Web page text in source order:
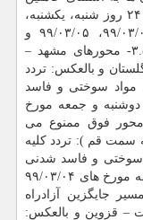
مواد سوختی و فاسد شدنی از ساعت ۸ الی ۲۴ روز شنبه، یکشنبه،
دوشنبه و جمعه مورخ های ۹۹/۰۳/۰۳، ۹۹/۰۳/۰۴، ۹۹/۰۳/۰۵ و
۹۹/۰۳/۰۹ در محور فوق ممنوع می باشد.۳.۵- محورهای مشهد –
و بالعکس: تردد
مواد سوختی و فاسد
یکشنبه، دوشنبه و جمعه مورخ
۰۴، ۹۹/۰۳/۰۵ و ۹۹/۰۳/۰۹ در محور فوق ممنوع می
به سمت قم ): تردد کلیه
سوختی و فاسد شدنی
از ساعت ۱۶ الی ۲۴ روزهای یکشنبه و دوشنبه مورخ های ۹۹/۰۳/۰۴
مسیر جایگزین آزادراه
قدیم رشت – قزوین و بالعکس: